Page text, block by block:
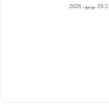
29 يونيو، 2026